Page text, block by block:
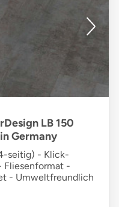
LB 150
Germany
seitig) - Klick-
-
- Umweltfreundlich